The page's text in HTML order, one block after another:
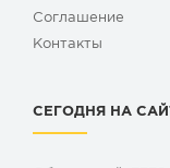
Cоглашение
Контакты
СЕГОДНЯ НА